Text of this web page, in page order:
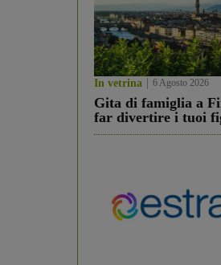
In vetrina 6 Agosto 2026
Gita di famiglia a
far divertire i tuoi